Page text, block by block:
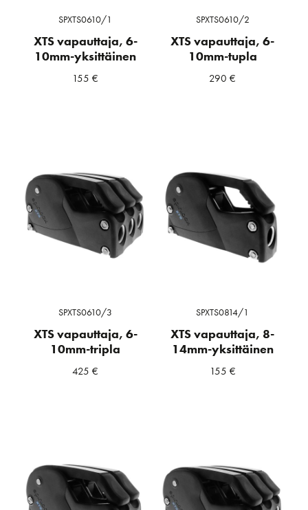
SPXTS0610/1
XTS vapauttaja, 6-
10mm-yksittäinen
155€
SPXTS0610/2
XTS vapauttaja, 6-
10mm-tupla
290€
SPXTS0610/3
XTS vapauttaja, 6-
10mm-tripla
425€
SPXTS0814/1
XTS vapauttaja, 8-
14mm-yksittäinen
155 €